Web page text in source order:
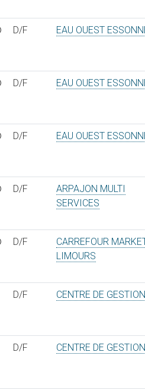
D/F EAU OUEST
D/F EAU OUEST
D/F EAU OUEST
D/F
ARPAJON MULTI
SERVICES
D/F
CARREFOUR
LIMOURS
D/F CENTRE DE GESTION
D/F CENTRE DE GESTION